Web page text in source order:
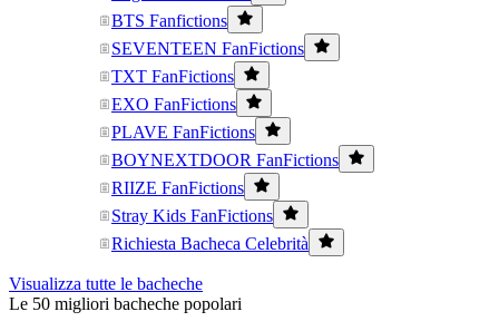
BTS Fanfictions
SEVENTEEN FanFictions
TXT FanFictions
EXO FanFictions
PLAVE FanFictions
BOYNEXTDOOR FanFictions
RIIZE FanFictions
Stray Kids FanFictions
Richiesta Bacheca Celebrità
Visualizza tutte le bacheche
Le 50 migliori bacheche popolari